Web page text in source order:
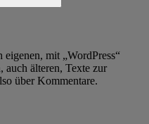
mit „WordPress“
auch älteren, Texte zur
über Kommentare.